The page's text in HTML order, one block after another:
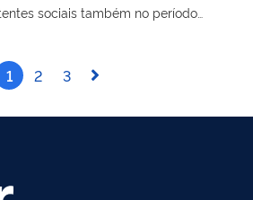
sociais também no período
1 2 3